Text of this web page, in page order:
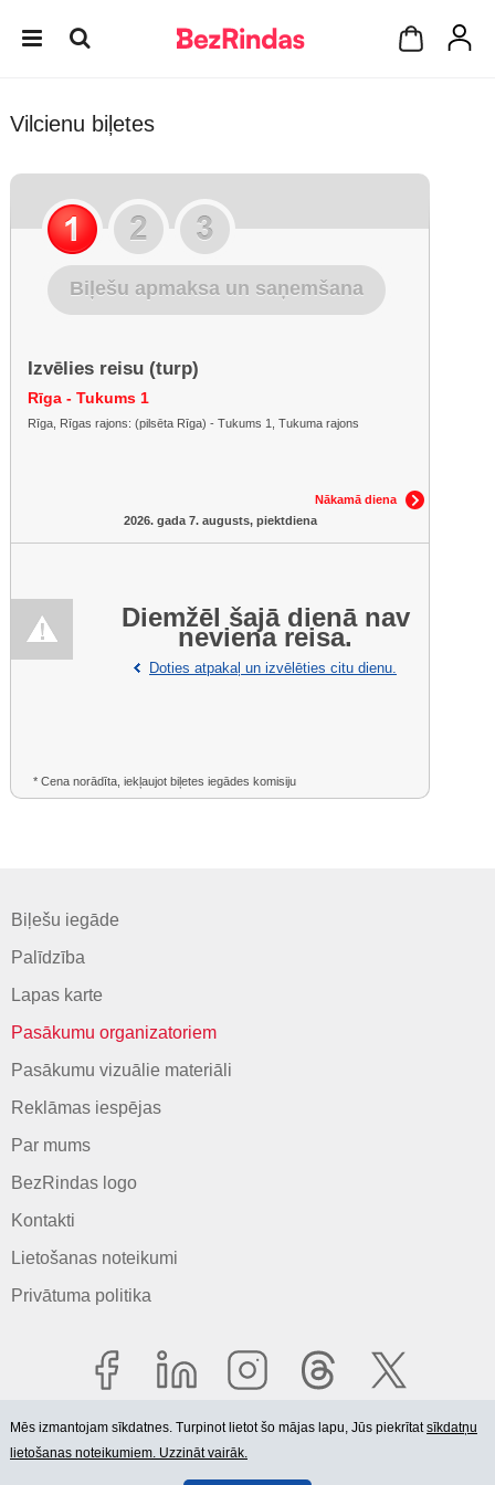
Vilcienu biļetes
Biļešu apmaksa un saņemšana
Izvēlies reisu (turp)
Rīga - Tukums 1
Rīga, Rīgas rajons: (pilsēta Rīga) - Tukums 1, Tukuma rajons
Nākamā diena
2026. gada 7. augusts, piektdiena
Diemžēl šajā dienā nav
neviena reisa.
Doties atpakaļ un izvēlēties citu dienu.
* Cena norādīta, iekļaujot biļetes iegādes komisiju
Biļešu iegāde
Palīdzība
Lapas karte
Pasākumu organizatoriem
Pasākumu vizuālie materiāli
Reklāmas iespējas
Par mums
BezRindas logo
Kontakti
Lietošanas noteikumi
Privātuma politika
© 2006-2026 SIA "BEZRINDAS.LV".
Mēs izmantojam sīkdatnes. Turpinot lietot šo mājas lapu, Jūs piekrītatsīkdatņu
lietošanas noteikumiem. Uzzināt vairāk.